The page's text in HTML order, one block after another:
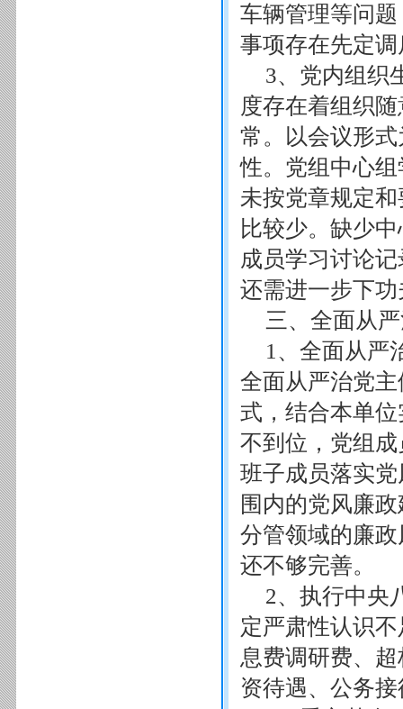
车辆管理等问
事项存在先定
3、党内组织
度存在着组织
常。以会议形
性。党组中心
未按党章规定
比较少。缺少
成员学习讨论
还需进一步下功
三、全面从
1、全面从严
全面从严治党
式，结合本单
不到位，党组
班子成员落实
围内的党风廉
分管领域的廉
还不够完善。
2、执行中央
定严肃性认识
息费调研费、
资待遇、公务